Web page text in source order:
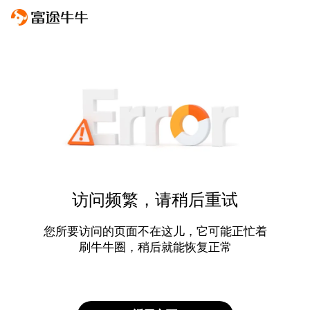
访问频繁，请稍后重试
您所要访问的页面不在这儿，它可能正忙着
刷牛牛圈，稍后就能恢复正常